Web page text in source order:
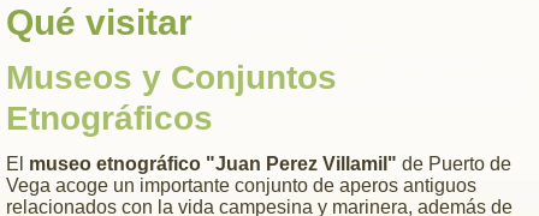
Qué visitar
Museos y Conjuntos
Etnográficos
El museo etnográfico "Juan Perez Villamil" de Puerto de
Vega acoge un importante conjunto de aperos antiguos
relacionados con la vida campesina y marinera, además de